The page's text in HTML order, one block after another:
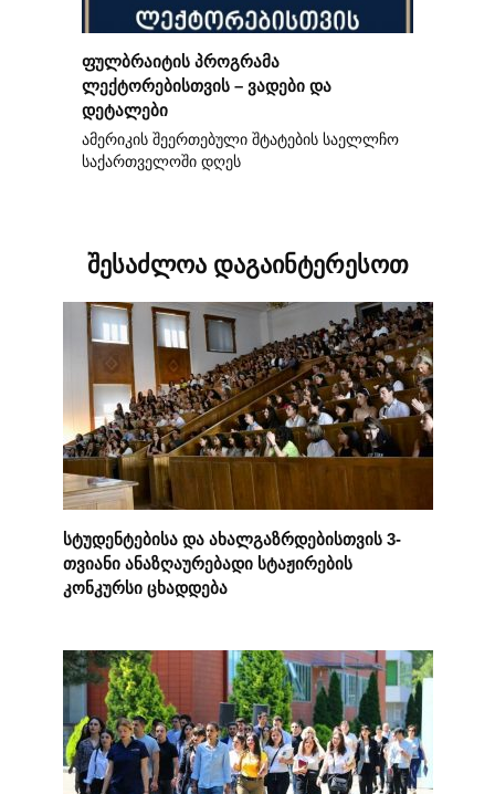
ფულბრაიტის პროგრამა
ლექტორებისთვის – ვადები და
დეტალები
ამერიკის შეერთებული შტატების საელლჩო
საქართველოში დღეს
შესაძლოა დაგაინტერესოთ
სტუდენტებისა და ახალგაზრდებისთვის 3-
თვიანი ანაზღაურებადი სტაჟირების
კონკურსი ცხადდება